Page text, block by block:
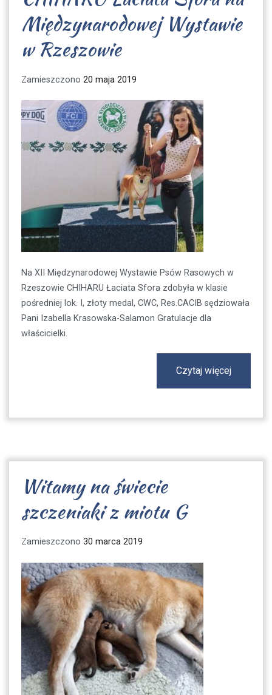
Międzynarodowej Wystawie
w Rzeszowie
Zamieszczono 20 maja 2019
Na XII Międzynarodowej Wystawie Psów Rasowych w
Rzeszowie CHIHARU Łaciata Sfora zdobyła w klasie
pośredniej lok. I, złoty medal, CWC, Res.CACIB sędziowała
Pani Izabella Krasowska-Salamon Gratulacje dla
właścicielki.
Czytaj więcej
Witamy na świecie
szczeniaki z miotu G
Zamieszczono 30 marca 2019